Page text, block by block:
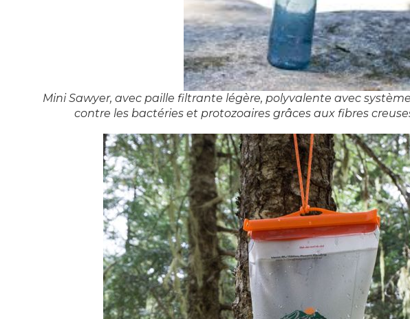
Mini Sawyer, avec paille filtrante légère, polyvalente avec
contre les bactéries et protozoaires grâces aux fibres